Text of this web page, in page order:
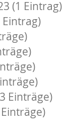
(1 Eintrag)
Einträge)